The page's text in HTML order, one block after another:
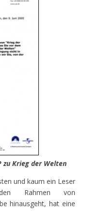
zu Krieg der Welten
und kaum ein Leser
Rahmen von
hinausgeht, hat eine